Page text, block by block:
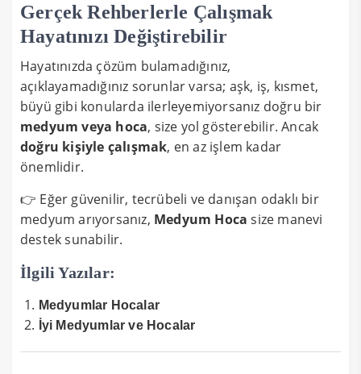
Gerçek Rehberlerle Çalışmak
Hayatınızı Değiştirebilir
Hayatınızda çözüm bulamadığınız,
açıklayamadığınız sorunlar varsa; aşk, iş, kısmet,
büyü gibi konularda ilerleyemiyorsanız doğru bir
medyum veya hoca, size yol gösterebilir. Ancak
doğru kişiyle çalışmak, en az işlem kadar
önemlidir.
👉 Eğer güvenilir, tecrübeli ve danışan odaklı bir
medyum arıyorsanız, Medyum Hoca size manevi
destek sunabilir.
İlgili Yazılar:
Medyumlar Hocalar
İyi Medyumlar ve Hocalar